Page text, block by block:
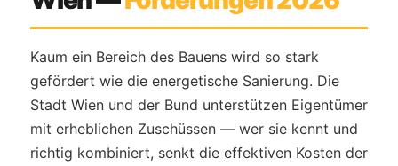
Kaum ein Bereich des Bauens wird so stark
gefördert wie die energetische Sanierung. Die
Stadt Wien und der Bund unterstützen Eigentümer
mit erheblichen Zuschüssen — wer sie kennt und
richtig kombiniert, senkt die effektiven Kosten der